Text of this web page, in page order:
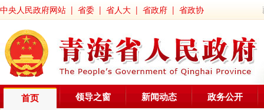
中央人民政府网站 | 省委 | 省人大 | 省政府 | 省政协
首页 领导之窗 新闻动态 政务公开